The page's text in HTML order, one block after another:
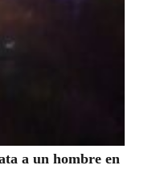
a un hombre en